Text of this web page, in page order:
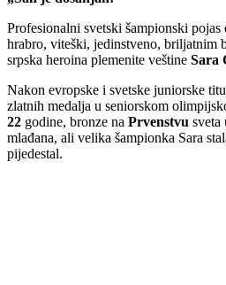
Profesionalni svetski šampionski pojas
hrabro, viteški, jedinstveno, briljatnim
srpska heroina plemenite veštine Sara
Nakon evropske i svetske juniorske
zlatnih medalja u seniorskom
22 godine, bronze na Prvenstvu sveta
mlađana, ali velika šampionka Sara
pijedestal.